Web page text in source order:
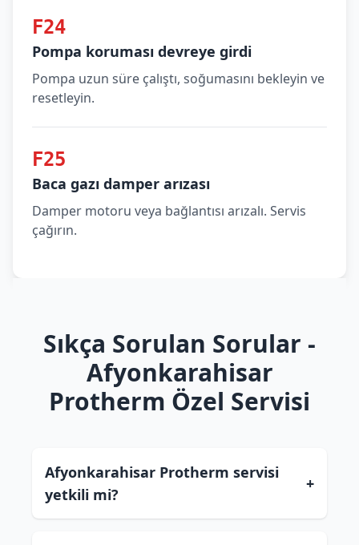
F24
Pompa koruması devreye girdi
Pompa uzun süre çalıştı, soğumasını bekleyin ve
resetleyin.
F25
Baca gazı damper arızası
Damper motoru veya bağlantısı arızalı. Servis
çağırın.
Sıkça Sorulan Sorular -
Afyonkarahisar
Protherm Özel Servisi
Afyonkarahisar Protherm servisi
yetkili mi?
+